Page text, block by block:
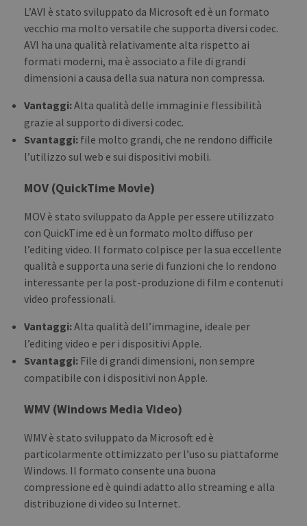
L’AVI è stato sviluppato da Microsoft ed è un formato
vecchio ma molto versatile che supporta diversi codec.
AVI ha una qualità relativamente alta rispetto ai
formati moderni, ma è associato a file di grandi
dimensioni a causa della sua natura non compressa.
Vantaggi:Alta qualità delle immagini e flessibilità
grazie al supporto di diversi codec.
Svantaggi: file molto grandi, che ne rendono difficile
l’utilizzo sul web e sui dispositivi mobili.
MOV (QuickTime Movie)
MOV è stato sviluppato da Apple per essere utilizzato
con QuickTime ed è un formato molto diffuso per
l’editing video. Il formato colpisce per la sua eccellente
qualità e supporta una serie di funzioni che lo rendono
interessante per la post-produzione di film e contenuti
video professionali.
Vantaggi:Alta qualità dell’immagine, ideale per
l’editing video e per i dispositivi Apple.
Svantaggi: File di grandi dimensioni, non sempre
compatibile con i dispositivi non Apple.
WMV (Windows Media Video)
WMV è stato sviluppato da Microsoft ed è
particolarmente ottimizzato per l’uso su piattaforme
Windows. Il formato consente una buona
compressione ed è quindi adatto allo streaming e alla
distribuzione di video su Internet.